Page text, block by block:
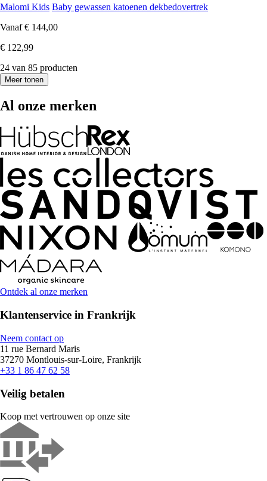
Malomi Kids Baby gewassen katoenen dekbedovertrek
Vanaf € 144,00
€ 122,99
24 van 85 producten
Meer tonen
Al onze merken
Ontdek al onze merken
Klantenservice in Frankrijk
Neem contact op
11 rue Bernard Maris
37270 Montlouis-sur-Loire, Frankrijk
+33 1 86 47 62 58
Veilig betalen
Koop met vertrouwen op onze site